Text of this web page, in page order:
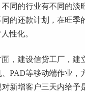
同的行业有不同的淡
的还款计划，在旺季
性化。
，建设信贷工厂，建
PAD等移动端作业，
新增客户三天内给予